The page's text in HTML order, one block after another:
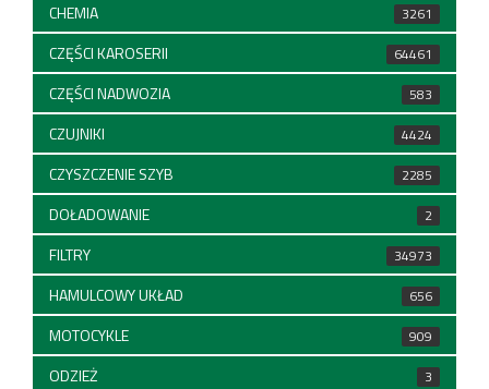
CHEMIA 3261
CZĘŚCI KAROSERII 64461
CZĘŚCI NADWOZIA 583
CZUJNIKI 4424
CZYSZCZENIE SZYB 2285
DOŁADOWANIE 2
FILTRY 34973
HAMULCOWY UKŁAD 656
MOTOCYKLE 909
ODZIEŻ 3